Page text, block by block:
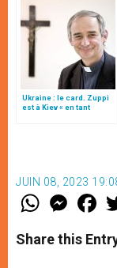
Ukraine : le card. Zuppi
est à Kiev « en tant
JUIN 08, 2023
W
t
s
M
e
s
e
F
a
e
b
Share this